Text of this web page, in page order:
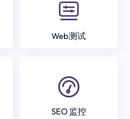
Web测试
SEO 监控